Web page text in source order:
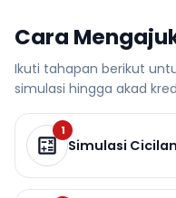
Cara
Ikuti tahapan berikut
simulasi hingga akad
1
Simulasi Cicilan